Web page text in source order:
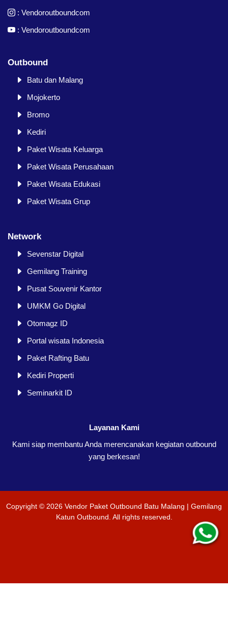
: Vendoroutboundcom
: Vendoroutboundcom
Outbound
Batu dan Malang
Mojokerto
Bromo
Kediri
Paket Wisata Keluarga
Paket Wisata Perusahaan
Paket Wisata Edukasi
Paket Wisata Grup
Network
Sevenstar Digital
Gemilang Training
Pusat Souvenir Kantor
UMKM Go Digital
Otomagz ID
Portal wisata Indonesia
Paket Rafting Batu
Kediri Properti
Seminarkit ID
Layanan Kami
Kami siap membantu Anda merencanakan kegiatan outbound
yang berkesan!
Copyright © 2026 Vendor Paket Outbound Batu Malang | Gemilang
Katun Outbound . All rights reserved.